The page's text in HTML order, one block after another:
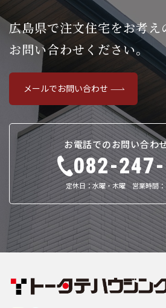
広島県で注文住宅をお考え
お問い合わせください。
メールでお問い合わせ
お電話でのお問い合わ
082-
定休日：水曜・木曜 営業時間：